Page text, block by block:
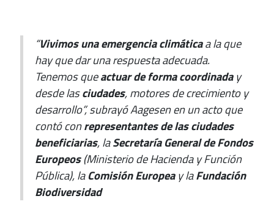
“Vivimos una emergencia climáticaa la que
hay que dar una respuesta adecuada.
Tenemos queactuar de forma coordinaday
desde lasciudades, motores de crecimiento y
desarrollo”, subrayó Aagesen en un acto que
contó conrepresentantes de las ciudades
beneficiarias, laSecretaría General de Fondos
Europeos(Ministerio de Hacienda y Función
Pública), laComisión Europeay laFundación
Biodiversidad